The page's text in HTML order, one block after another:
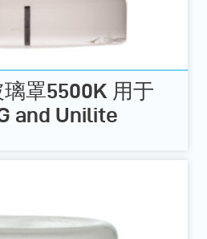
罩5500K 用于
and Unilite